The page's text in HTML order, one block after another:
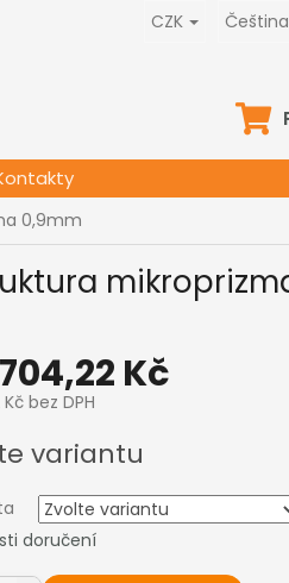
CZK Čeština
0,9mm
704,22 Kč
bez DPH
variantu
doručení